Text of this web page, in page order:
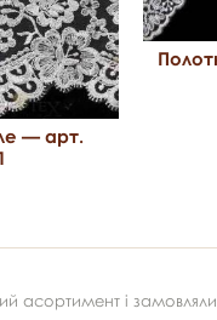
— арт.
і